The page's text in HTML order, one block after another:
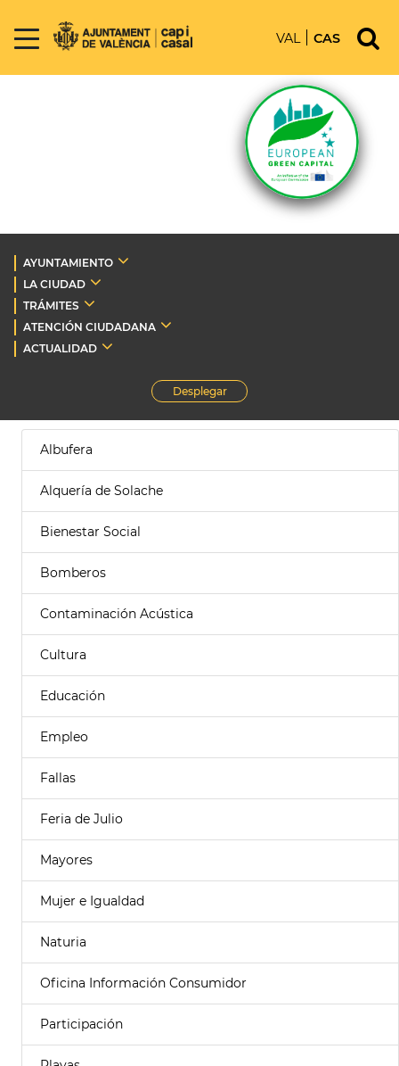
VAL CAS
AYUNTAMIENTO
LA CIUDAD
TRÁMITES
ATENCIÓN CIUDADANA
ACTUALIDAD
Desplegar
Albufera
Alquería de Solache
Bienestar Social
Bomberos
Contaminación Acústica
Cultura
Educación
Empleo
Fallas
Feria de Julio
Mayores
Mujer e Igualdad
Naturia
Oficina Información Consumidor
Participación